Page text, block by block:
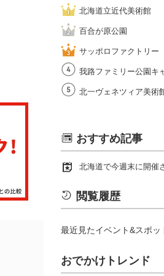
北海道立近代美術館
百合が原公園
サッポロファクトリー
我路ファミリー公園キ
北一ヴェネツィア美術
おすすめ記事
北海道で今週末に開催
閲覧履歴
最近見たイベント&スポッ
おでかけトレンド